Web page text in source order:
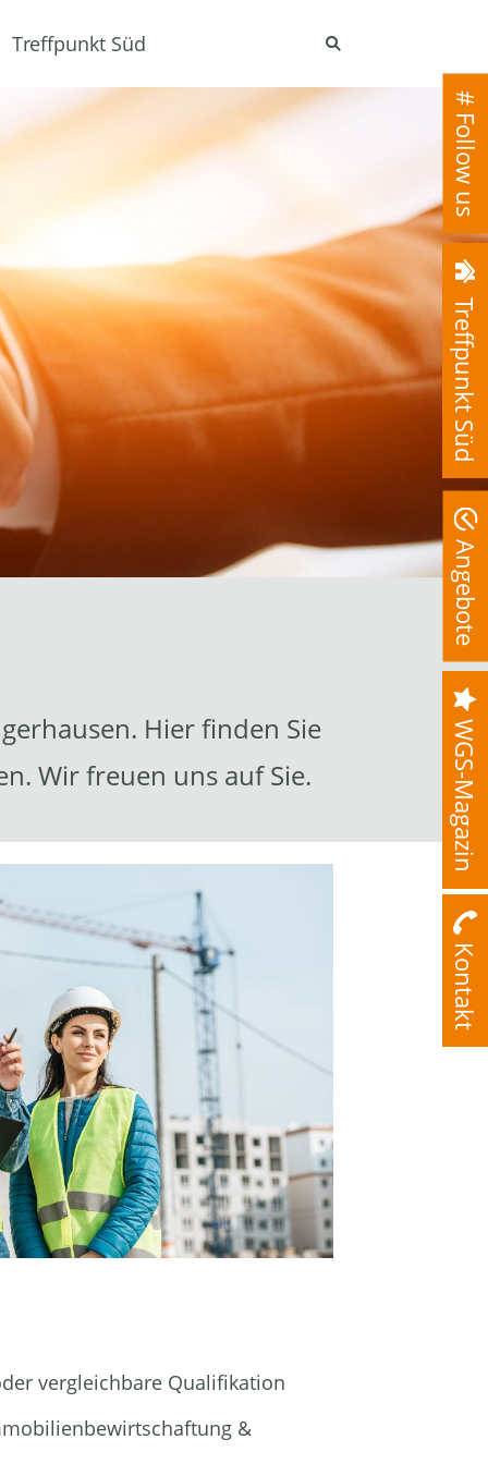
Treffpunkt Süd
Hier finden Sie
Wir freuen uns auf Sie.
vergleichbare Qualifikation
&
# Follow us
Treffpunkt Süd
Angebote
WGS-Magazin
Kontakt